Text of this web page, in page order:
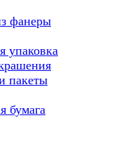
фанеры
упаковка
пакеты
бумага